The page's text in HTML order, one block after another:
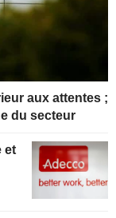
aux attentes ;
du secteur